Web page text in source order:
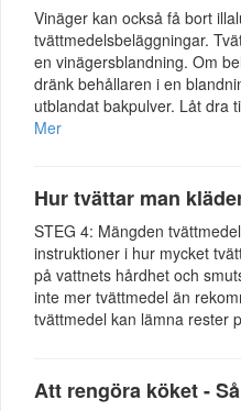
Vinäger kan också få bort
tvättmedelsbeläggningar.
en vinägersblandning. Om
dränk behållaren i en
utblandat bakpulver. Låt dra
Mer
Hur tvättar man
STEG 4: Mängden
instruktioner i hur mycket
på vattnets hårdhet och
inte mer tvättmedel än
tvättmedel kan lämna rester
Att rengöra köket -